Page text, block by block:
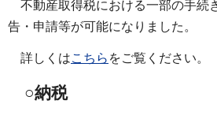
不動産取得税における一部の手続
告・申請等が可能になりました。
詳しくはこちら をご覧ください。
○納税